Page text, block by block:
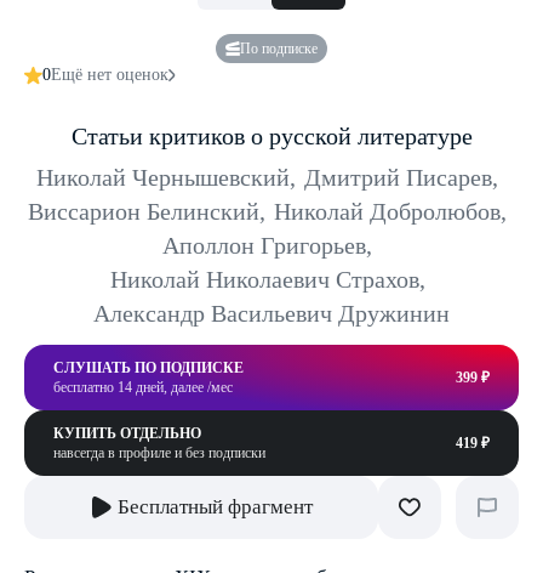
По подписке
0Ещё нет оценок
Статьи критиков о русской литературе
Николай Чернышевский, Дмитрий Писарев,
Виссарион Белинский, Николай Добролюбов,
Аполлон Григорьев,
Николай Николаевич Страхов,
Александр Васильевич Дружинин
СЛУШАТЬ ПО ПОДПИСКЕ
бесплатно 14 дней, далее /мес
399 ₽
КУПИТЬ ОТДЕЛЬНО
навсегда в профиле и без подписки
419 ₽
Бесплатный фрагмент